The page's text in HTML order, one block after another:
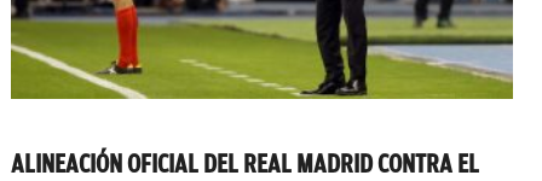
ALINEACIÓN OFICIAL DEL REAL MADRID CONTRA EL